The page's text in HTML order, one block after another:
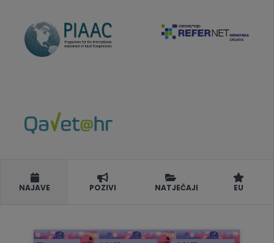
NAJAVE POZIVI NATJEČAJI EU